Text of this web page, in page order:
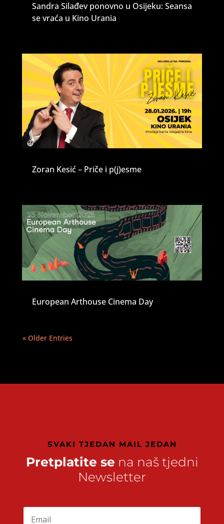
Sandra Silađev ponovno u Osijeku: Seansa
se vraća u Kino Urania
Zoran Kesić – Priče i p(j)esme
European Arthouse Cinema Day
« Older Entries
SVAKI TJEDAN MAIL JEDAN
Pretplatite se na naš tjedni
Newsletter